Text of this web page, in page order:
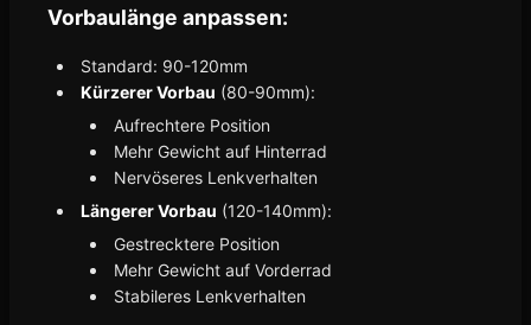
Vorbaulänge anpassen:
Standard: 90-120mm
Kürzerer Vorbau (80-90mm):
Aufrechtere Position
Mehr Gewicht auf Hinterrad
Nervöseres Lenkverhalten
Längerer Vorbau (120-140mm):
Gestrecktere Position
Mehr Gewicht auf Vorderrad
Stabileres Lenkverhalten